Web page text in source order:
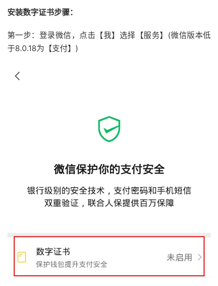
安装数字证书步骤：
第一步：登录微信，点击【我】选择【服务】(微信版本低
于8.0.18为【支付】)